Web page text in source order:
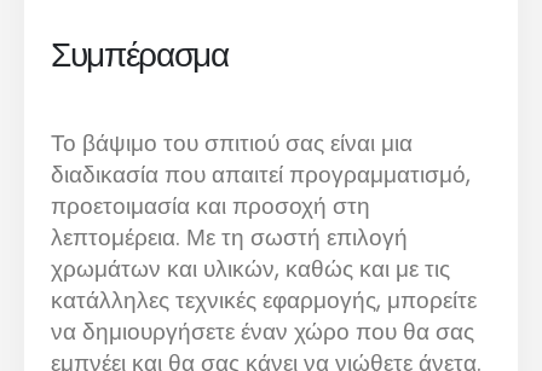
Συμπέρασμα
Το βάψιμο του σπιτιού σας είναι μια
διαδικασία που απαιτεί προγραμματισμό,
προετοιμασία και προσοχή στη
λεπτομέρεια. Με τη σωστή επιλογή
χρωμάτων και υλικών, καθώς και με τις
κατάλληλες τεχνικές εφαρμογής, μπορείτε
να δημιουργήσετε έναν χώρο που θα σας
εμπνέει και θα σας κάνει να νιώθετε άνετα.